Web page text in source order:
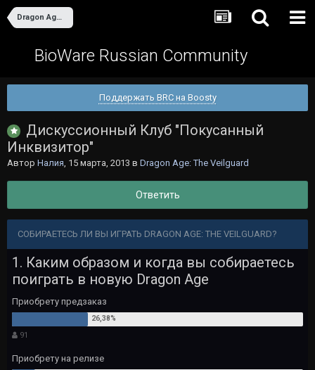
Dragon Age: The Veilguard
BioWare Russian Community
Поддержать BRC на Boosty
Дискуссионный Клуб "Покусанный
Инквизитор"
Автор Налия, 15 марта, 2013 в Dragon Age: The Veilguard
Ответить
СОБИРАЕТЕСЬ ЛИ ВЫ ИГРАТЬ DRAGON AGE: THE VEILGUARD?
1. Каким образом и когда вы собираетесь
поиграть в новую Dragon Age
Приобрету предзаказ
91
Приобрету на релизе